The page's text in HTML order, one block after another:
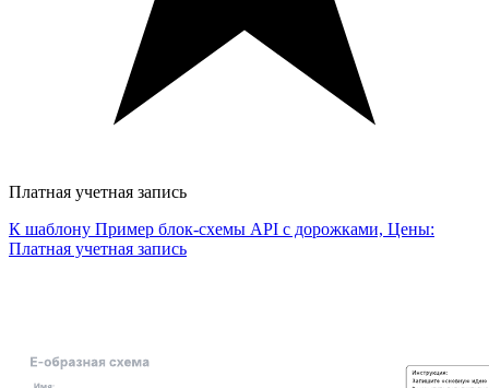
Платная учетная запись
К шаблону Пример блок-схемы API с дорожками, Цены:
Платная учетная запись